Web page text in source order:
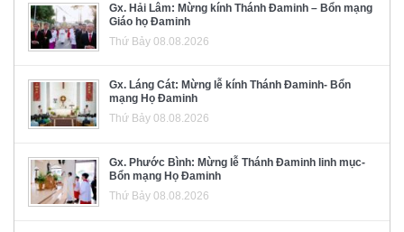
Gx. Hải Lâm: Mừng kính Thánh Đaminh – Bổn mạng
Giáo họ Đaminh
Thứ Bảy 08.08.2026
Gx. Láng Cát: Mừng lễ kính Thánh Đaminh- Bổn
mạng Họ Đaminh
Thứ Bảy 08.08.2026
Gx. Phước Bình: Mừng lễ Thánh Đaminh linh mục-
Bổn mạng Họ Đaminh
Thứ Bảy 08.08.2026